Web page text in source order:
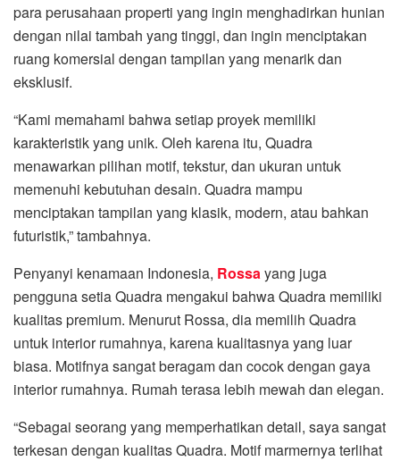
para perusahaan properti yang ingin menghadirkan hunian
dengan nilai tambah yang tinggi, dan ingin menciptakan
ruang komersial dengan tampilan yang menarik dan
eksklusif.
“Kami memahami bahwa setiap proyek memiliki
karakteristik yang unik. Oleh karena itu, Quadra
menawarkan pilihan motif, tekstur, dan ukuran untuk
memenuhi kebutuhan desain. Quadra mampu
menciptakan tampilan yang klasik, modern, atau bahkan
futuristik,” tambahnya.
Penyanyi kenamaan Indonesia, Rossayang juga
pengguna setia Quadra mengakui bahwa Quadra memiliki
kualitas premium. Menurut Rossa, dia memilih Quadra
untuk interior rumahnya, karena kualitasnya yang luar
biasa. Motifnya sangat beragam dan cocok dengan gaya
interior rumahnya. Rumah terasa lebih mewah dan elegan.
“Sebagai seorang yang memperhatikan detail, saya sangat
terkesan dengan kualitas Quadra. Motif marmernya terlihat